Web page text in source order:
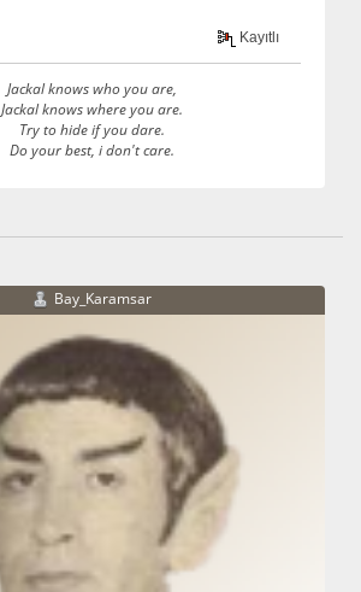
Kayıtlı
Jackal knows who you are,
Jackal knows where you are.
Try to hide if you dare.
Do your best, i don't care.
Bay_Karamsar